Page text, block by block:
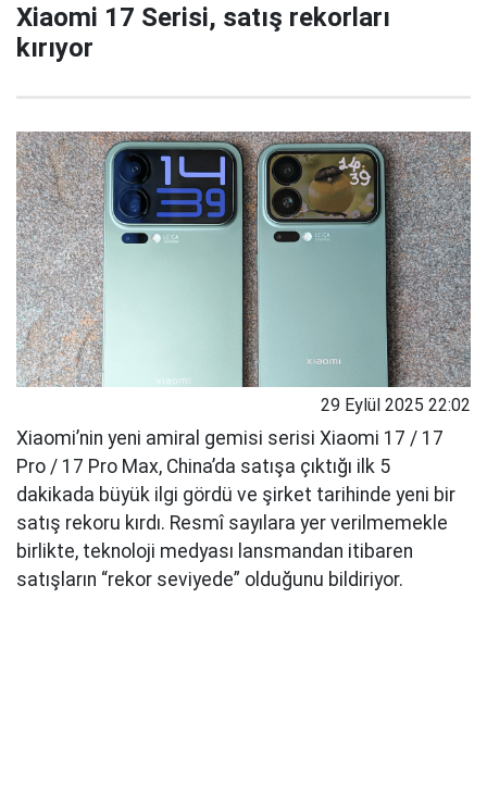
Xiaomi 17 Serisi, satış rekorları
kırıyor
29 Eylül 2025 22:02
Xiaomi’nin yeni amiral gemisi serisi Xiaomi 17 / 17
Pro / 17 Pro Max, China’da satışa çıktığı ilk 5
dakikada büyük ilgi gördü ve şirket tarihinde yeni bir
satış rekoru kırdı. Resmî sayılara yer verilmemekle
birlikte, teknoloji medyası lansmandan itibaren
satışların “rekor seviyede” olduğunu bildiriyor.